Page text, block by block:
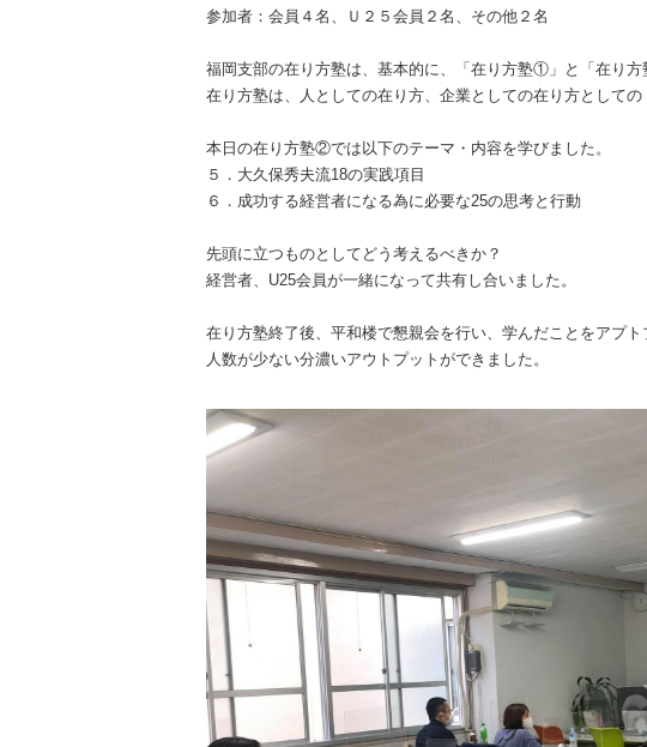
参加者：会員４名、Ｕ２５会員２名、その他２名
福岡支部の在り方塾は、基本的に、「 在り方塾①」と「 在り方
在り方塾は、人としての在り方、企業としての在り方としての
本日の在り方塾②では以下のテーマ・内容を学びました。
５．大久保秀夫流18の実践項目
６．成功する経営者になる為に必要な25の思考と行動
先頭に立つものとしてどう考えるべきか？
経営者、U25会員が一緒になって共有し合いました。
在り方塾終了後、平和楼で懇親会を行い、学んだことをアプト
人数が少ない分濃いアウトプットができました。